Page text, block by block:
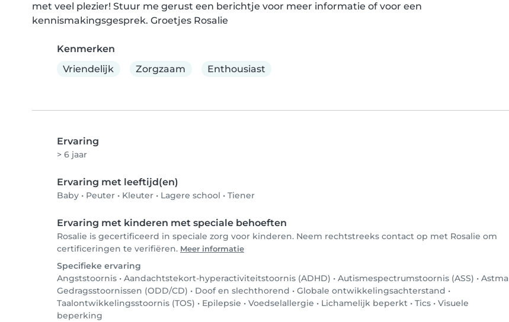
met veel plezier! Stuur me gerust een berichtje voor meer informatie of voor een
kennismakingsgesprek. Groetjes Rosalie
Kenmerken
Vriendelijk
Zorgzaam Enthousiast
Ervaring
> 6 jaar
Ervaring met leeftijd(en)
Baby • Peuter • Kleuter • Lagere school • Tiener
Ervaring met kinderen met speciale behoeften
Rosalie is gecertificeerd in speciale zorg voor kinderen. Neem rechtstreeks contact op met Rosalie om
certificeringen te verifiëren. Meer informatie
Specifieke ervaring
Angststoornis • Aandachtstekort-hyperactiviteitstoornis (ADHD) • Autismespectrumstoornis (ASS) • Astma
Gedragsstoornissen (ODD/CD) • Doof en slechthorend • Globale ontwikkelingsachterstand •
Taalontwikkelingsstoornis (TOS) • Epilepsie • Voedselallergie • Lichamelijk beperkt • Tics • Visuele
beperking